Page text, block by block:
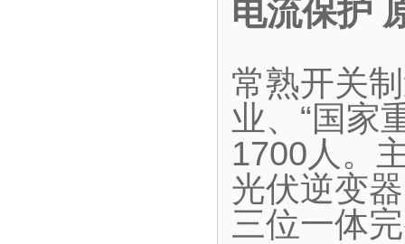
电流保护
常熟开关
业、“国家
1700人。
光伏逆变
三位一体